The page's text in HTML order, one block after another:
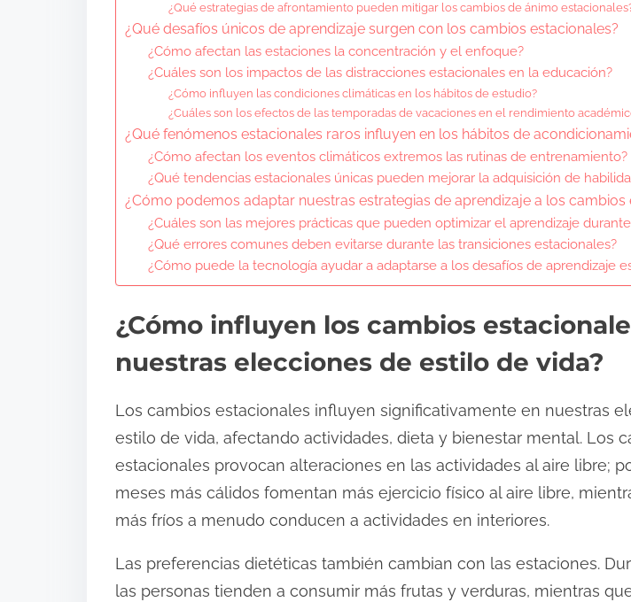
¿Qué estrategias de afrontamiento pueden mitigar los cambios de ánimo
¿Qué desafíos únicos de aprendizaje surgen con los cambios estacionales?
¿Cómo afectan las estaciones la concentración y el enfoque?
¿Cuáles son los impactos de las distracciones estacionales en la educación?
¿Cómo influyen las condiciones climáticas en los hábitos de estudio?
¿Cuáles son los efectos de las temporadas de vacaciones en el rendimiento
¿Qué fenómenos estacionales raros influyen en los hábitos de
¿Cómo afectan los eventos climáticos extremos las rutinas de entrenamiento?
¿Qué tendencias estacionales únicas pueden mejorar la adquisición de
¿Cómo podemos adaptar nuestras estrategias de aprendizaje a los cambios
¿Cuáles son las mejores prácticas que pueden optimizar el aprendizaje
¿Qué errores comunes deben evitarse durante las transiciones estacionales?
¿Cómo puede la tecnología ayudar a adaptarse a los desafíos de aprendizaje
¿Cómo influyen los cambios
nuestras elecciones de estilo de vida?
Los cambios estacionales influyen significativamente en nuestras
estilo de vida, afectando actividades, dieta y bienestar mental. Los
estacionales provocan alteraciones en las actividades al aire libre;
meses más cálidos fomentan más ejercicio físico al aire libre,
más fríos a menudo conducen a actividades en interiores.
Las preferencias dietéticas también cambian con las estaciones.
las personas tienden a consumir más frutas y verduras, mientras